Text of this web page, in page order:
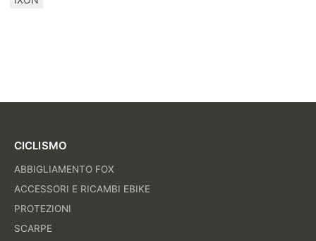
CICLISMO
ABBIGLIAMENTO FOX
ACCESSORI E RICAMBI EBIKE
PROTEZIONI
SCARPE